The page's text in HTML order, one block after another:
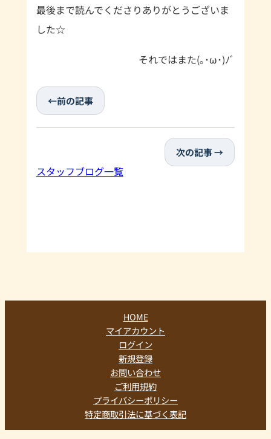
最後まで読んでくださりありがとうございま
した☆
それではまた(｡･ω･)ﾉﾞ
←前の記事
次の記事 →
スタッフブログ一覧
HOME
マイアカウント
ログイン
新規登録
お問い合わせ
ご利用規約
プライバシーポリシー
特定商取引法に基づく表記